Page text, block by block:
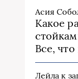
Асия
Какое
Все,
Лейла к